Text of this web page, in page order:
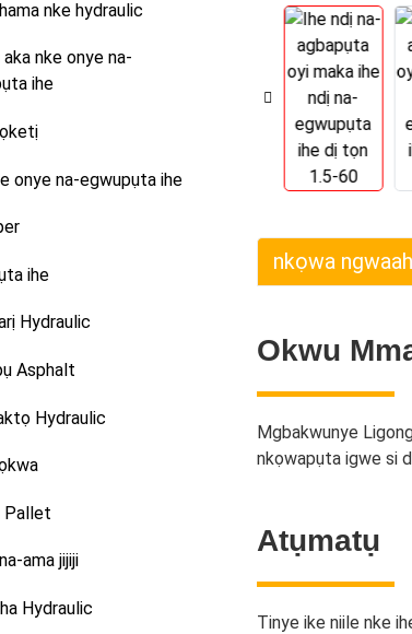
nke hydraulic
aka nke onye na-
ihe
onye na-egwupụta ihe
ihe
Hydraulic
Asphalt
Hydraulic
Pallet
ama jijiji
Hydraulic
nkọwa
Okwu
Mgbakwunye
nkọwapụta igwe si
Atụmatụ
Tinye ike niile nke